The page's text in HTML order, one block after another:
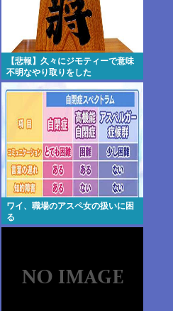
【悲報】久々にジモティーで意味
不明なやり取りをした
ワイ、職場のアスペ女の扱いに困
る